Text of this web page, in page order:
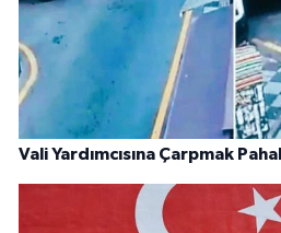
Vali Yardımcısına Çarpmak